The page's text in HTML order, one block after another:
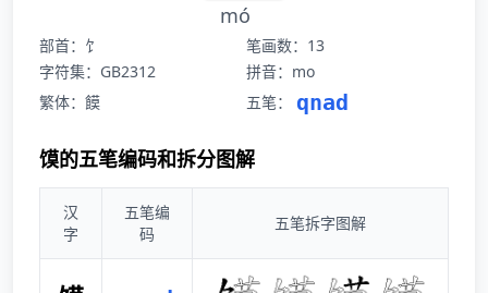
mó
部首：饣
笔画数：13
字符集：GB2312
拼音：mo
繁体：饃
五笔： qnad
馍的五笔编码和拆分图解
汉
字
五笔编
码
五笔拆字图解